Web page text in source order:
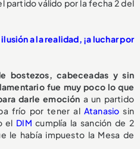
partido válido por la fecha 2 del
a la realidad, ¡a luchar por
bostezos, cabeceadas y sin
fue muy poco lo que
darle emoción a un partido
frío por tener al Atanasiosin
el DIMcumplía la sanción de 2
le había impuesto la Mesa de